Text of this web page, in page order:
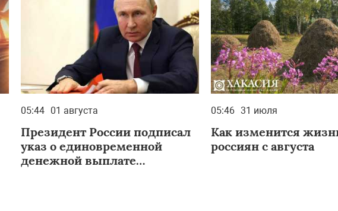
05:44 01 августа
Президент России подписал
указ о единовременной
денежной выплате
05:46 31 июля
Как изменится
россиян с августа